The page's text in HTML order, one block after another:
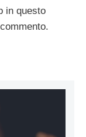
in questo